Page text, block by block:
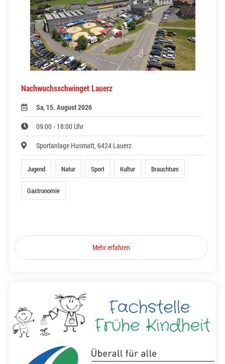
Nachwuchsschwinget Lauerz
Sa, 15. August 2026
09:00 - 18:00 Uhr
Sportanlage Husmatt, 6424 Lauerz
Jugend Natur Sport Kultur Brauchtum
Gastronomie
Mehr erfahren